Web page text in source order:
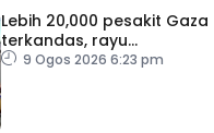
Lebih 20,000 pesakit Gaza
terkandas, rayu
pemindahan segera
9 Ogos 2026 6:23 pm